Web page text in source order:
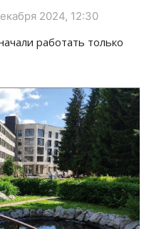
2024, 12:30
работать только